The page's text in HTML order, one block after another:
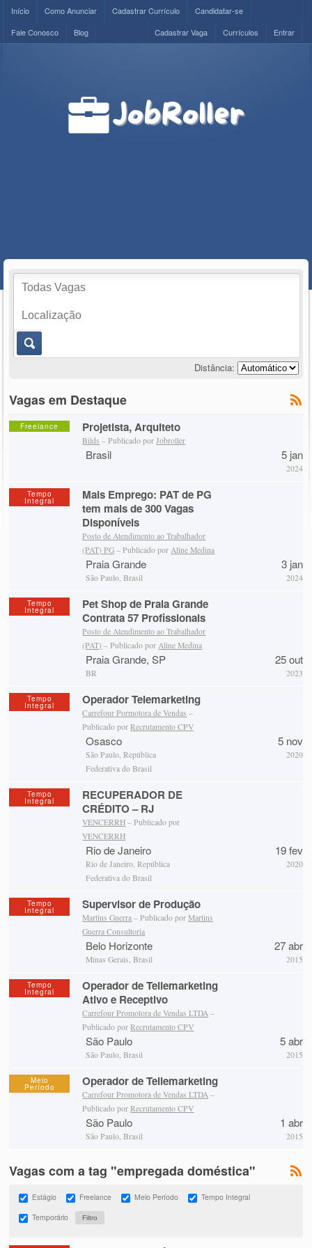
Início Como Anunciar Cadastrar Currículo
Candidatar-se
Fale Conosco
Blog Entrar
Currículos
Cadastrar Vaga
Distância:
Vagas em Destaque
Freelance Projetista, Arquiteto
Bilds – Publicado porJobroller
Brasil 5 jan
2024
Tempo
Integral
Mais Emprego: PAT de PG
tem mais de 300 Vagas
Disponíveis
Posto de Atendimento ao Trabalhador
(PAT) PG – Publicado por Aline Medina
Praia Grande
São Paulo, Brasil
3 jan
2024
Tempo
Integral
Pet Shop de Praia Grande
Contrata 57 Profissionais
Posto de Atendimento ao Trabalhador
(PAT) – Publicado por Aline Medina
Praia Grande, SP
BR
25 out
2023
Tempo
Integral Operador Telemarketing
Carrefour Pormotora de Vendas –
Publicado porRecrutamento CPV
Osasco
São Paulo, República
Federativa do Brasil
5 nov
2020
Tempo
Integral
RECUPERADOR DE
CRÉDITO – RJ
VENCERRH – Publicado por
VENCERRH
Rio de Janeiro
Rio de Janeiro, República
Federativa do Brasil
19 fev
2020
Tempo
Integral Supervisor de Produção
Martins Guerra – Publicado porMartins
Guerra Consultoria
Belo Horizonte
Minas Gerais, Brasil
27 abr
2015
Tempo
Integral
Operador de Tellemarketing
Ativo e Receptivo
Carrefour Promotora de Vendas LTDA –
Publicado porRecrutamento CPV
São Paulo
São Paulo, Brasil
5 abr
2015
Meio
Período Operador de Tellemarketing
Carrefour Promotora de Vendas LTDA –
Publicado porRecrutamento CPV
São Paulo
São Paulo, Brasil
1 abr
2015
Vagas com a tag "empregada doméstica"
Estágio Freelance Meio Período
Tempo Integral
Temporário